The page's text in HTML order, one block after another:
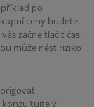
po
ceny budete
začne tlačit čas.
může nést riziko
konzultujte v